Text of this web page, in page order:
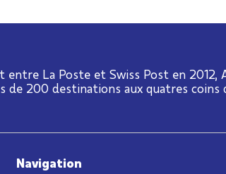
entre La Poste et Swiss Post en 2012,
de 200 destinations aux quatres coins
Navigation